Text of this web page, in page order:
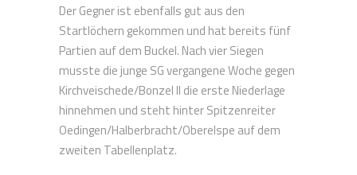
Der Gegner ist ebenfalls gut aus den
Startlöchern gekommen und hat bereits fünf
Partien auf dem Buckel. Nach vier Siegen
musste die junge SG vergangene Woche gegen
Kirchveischede/Bonzel II die erste Niederlage
hinnehmen und steht hinter Spitzenreiter
Oedingen/Halberbracht/Oberelspe auf dem
zweiten Tabellenplatz.